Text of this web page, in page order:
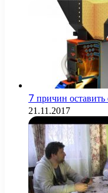
7 причин
21.11.2017